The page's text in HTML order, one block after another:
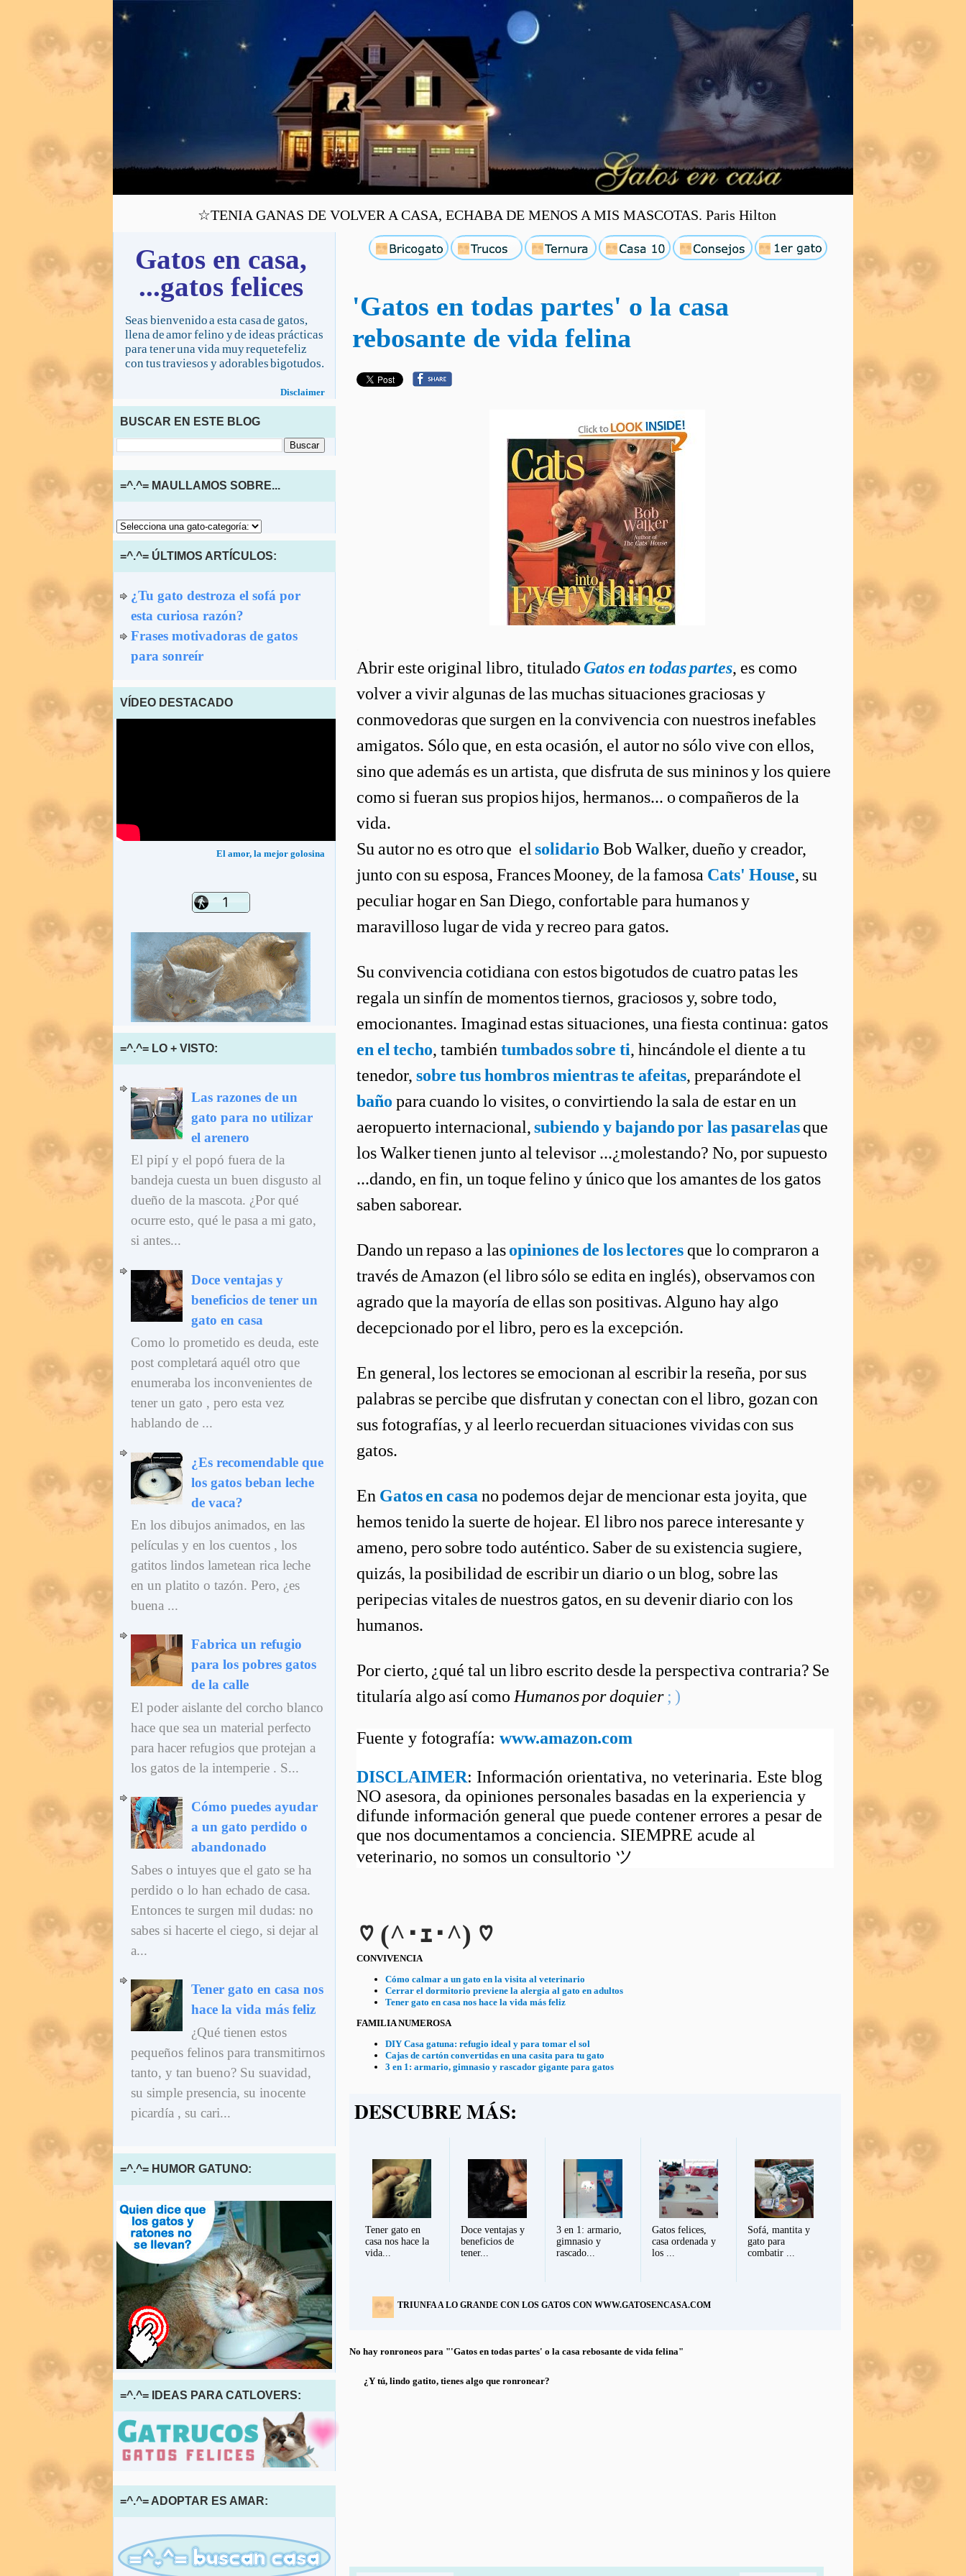
☆TENIA GANAS DE VOLVER A CASA, ECHABA DE MENOS A MIS MASCOTAS. Paris Hilton
'Gatos en todas partes' o la casa
rebosante de vida felina
Abrir este original libro, titulado Gatos en todas partes, es como
volver a vivir algunas de las muchas situaciones graciosas y
conmovedoras que surgen en la convivencia con nuestros inefables
amigatos. Sólo que, en esta ocasión, el autor no sólo vive con ellos,
sino que además es un artista, que disfruta de sus mininos y los quiere
como si fueran sus propios hijos, hermanos... o compañeros de la
vida.
Su autor no es otro que elsolidario Bob Walker, dueño y creador,
junto con su esposa, Frances Mooney, de la famosa Cats' House, su
peculiar hogar en San Diego, confortable para humanos y
maravilloso lugar de vida y recreo para gatos.
Su convivencia cotidiana con estos bigotudos de cuatro patas les
regala un sinfín de momentos tiernos, graciosos y, sobre todo,
emocionantes. Imaginad estas situaciones, una fiesta continua: gatos
en el techo, también tumbados sobre ti, hincándole el diente a tu
tenedor, sobre tus hombros mientras te afeitas, preparándote el
baño para cuando lo visites, o convirtiendo la sala de estar en un
aeropuerto internacional,subiendo y bajando por las pasarelasque
los Walker tienen junto al televisor ...¿molestando? No, por supuesto
...dando, en fin, un toque felino y único que los amantes de los gatos
saben saborear.
Dando un repaso a lasopiniones de los lectoresque lo compraron a
través de Amazon (el libro sólo se edita en inglés), observamos con
agrado que la mayoría de ellas son positivas. Alguno hay algo
decepcionado por el libro, pero es la excepción.
En general, los lectores se emocionan al escribir la reseña, por sus
palabras se percibe que disfrutan y conectan con el libro, gozan con
sus fotografías, y al leerlo recuerdan situaciones vividas con sus
gatos.
En Gatos en casa no podemos dejar de mencionar esta joyita, que
hemos tenido la suerte de hojear. El libro nos parece interesante y
ameno, pero sobre todo auténtico. Saber de su existencia sugiere,
quizás, la posibilidad de escribir un diario o un blog, sobre las
peripecias vitales de nuestros gatos, en su devenir diario con los
humanos.
Por cierto, ¿qué tal un libro escrito desde la perspectiva contraria? Se
titularía algo así como Humanos por doquier ; )
Fuente y fotografía: www.amazon.com
DISCLAIMER: Información orientativa, no veterinaria. Este blog
NO asesora, da opiniones personales basadas en la experiencia y
difunde información general que puede contener errores a pesar de
que nos documentamos a conciencia. SIEMPRE acude al
veterinario, no somos un consultorio ツ
♡ (^･ｪ･^) ♡
CONVIVENCIA
Cómo calmar a un gato en la visita al veterinario
Cerrar el dormitorio previene la alergia al gato en adultos
Tener gato en casa nos hace la vida más feliz
FAMILIA NUMEROSA
DIY Casa gatuna: refugio ideal y para tomar el sol
Cajas de cartón convertidas en una casita para tu gato
3 en 1: armario, gimnasio y rascador gigante para gatos
DESCUBRE MÁS:
Tener gato en
casa nos hace la
vida...
Doce ventajas y
beneficios de
tener...
3 en 1: armario,
gimnasio y
rascado...
Gatos felices,
casa ordenada y
los ...
Sofá, mantita y
gato para
combatir ...
TRIUNFA A LO GRANDE CON LOS GATOS CON WWW.GATOSENCASA.COM
No hay ronroneos para "'Gatos en todas partes' o la casa rebosante de vida felina"
¿Y tú, lindo gatito, tienes algo que ronronear?
Gatos en casa,
...gatos felices
Seas bienvenido a esta casa de gatos,
llena de amor felino y de ideas prácticas
para tener una vida muy requetefeliz
con tus traviesos y adorables bigotudos.
Disclaimer
BUSCAR EN ESTE BLOG
=^.^= MAULLAMOS SOBRE...
=^.^= ÚLTIMOS ARTÍCULOS:
¿Tu gato destroza el sofá por
esta curiosa razón?
Frases motivadoras de gatos
para sonreír
VÍDEO DESTACADO
El amor, la mejor golosina
=^.^= LO + VISTO:
Las razones de un
gato para no utilizar
el arenero
El pipí y el popó fuera de la
bandeja cuesta un buen disgusto al
dueño de la mascota. ¿Por qué
ocurre esto, qué le pasa a mi gato,
si antes...
Doce ventajas y
beneficios de tener un
gato en casa
Como lo prometido es deuda, este
post completará aquél otro que
enumeraba los inconvenientes de
tener un gato , pero esta vez
hablando de ...
¿Es recomendable que
los gatos beban leche
de vaca?
En los dibujos animados, en las
películas y en los cuentos , los
gatitos lindos lametean rica leche
en un platito o tazón. Pero, ¿es
buena ...
Fabrica un refugio
para los pobres gatos
de la calle
El poder aislante del corcho blanco
hace que sea un material perfecto
para hacer refugios que protejan a
los gatos de la intemperie . S...
Cómo puedes ayudar
a un gato perdido o
abandonado
Sabes o intuyes que el gato se ha
perdido o lo han echado de casa.
Entonces te surgen mil dudas: no
sabes si hacerte el ciego, si dejar al
a...
Tener gato en casa nos
hace la vida más feliz
¿Qué tienen estos
pequeños felinos para transmitirnos
tanto, y tan bueno? Su suavidad,
su simple presencia, su inocente
picardía , su cari...
=^.^= HUMOR GATUNO:
=^.^= IDEAS PARA CATLOVERS:
=^.^= ADOPTAR ES AMAR: